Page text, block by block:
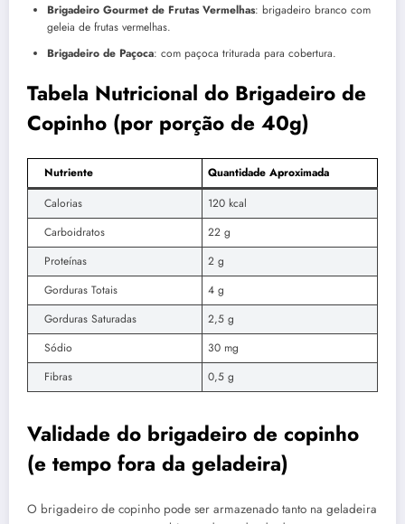
Brigadeiro Gourmet de Frutas Vermelhas: brigadeiro branco com
geleia de frutas vermelhas.
Brigadeiro de Paçoca: com paçoca triturada para cobertura.
Tabela Nutricional do Brigadeiro de
Copinho (por porção de 40g)
Nutriente
Quantidade Aproximada
Calorias
120 kcal
Carboidratos
22 g
Proteínas
2 g
Gorduras Totais
4 g
Gorduras Saturadas
2,5 g
Sódio
30 mg
Fibras
0,5 g
Validade do brigadeiro de copinho
(e tempo fora da geladeira)
O brigadeiro de copinho pode ser armazenado tanto na geladeira